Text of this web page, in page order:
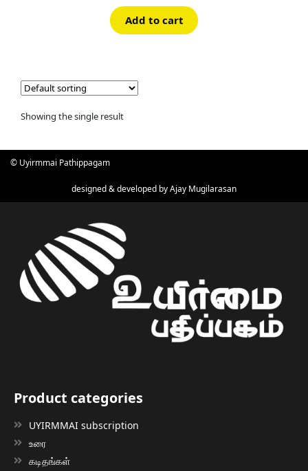
Add to cart
Showing the single result
© Uyirmmai Pathippagam
designed & developed byAjay Mugilarasan
Product categories
UYIRMMAI subscription
உரை
கடிதங்கள்